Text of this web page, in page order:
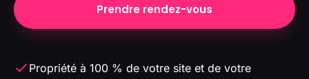
Prendre rendez-vous
Propriété à 100 % de votre site et de votre